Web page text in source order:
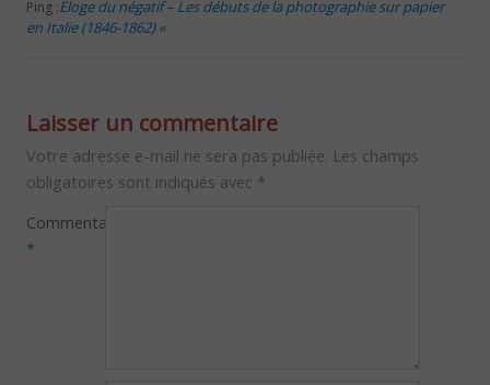
Ping :Eloge du négatif – Les débuts de la photographie sur papier
en Italie (1846-1862) «
Laisser un commentaire
Votre adresse e-mail ne sera pas publiée. Les champs
obligatoires sont indiqués avec *
Commentaire
*